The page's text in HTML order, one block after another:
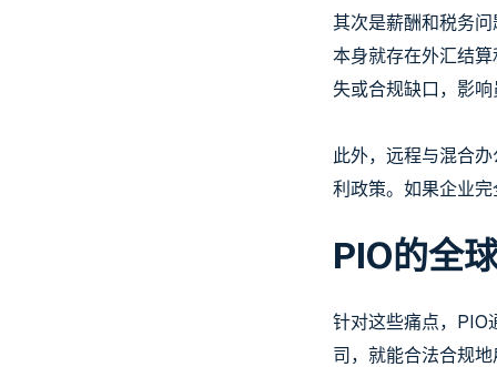
其次是薪酬和税务
本身就存在外汇结
失或合规缺口，影
此外，远程与混合
利政策。如果企业
PIO的全
针对这些痛点，PIO
司，就能合法合规